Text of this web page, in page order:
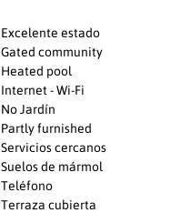
Excelente estado
Gated community
Heated pool
Internet - Wi-Fi
No Jardín
Partly furnished
Servicios cercanos
Suelos de mármol
Teléfono
Terraza cubierta